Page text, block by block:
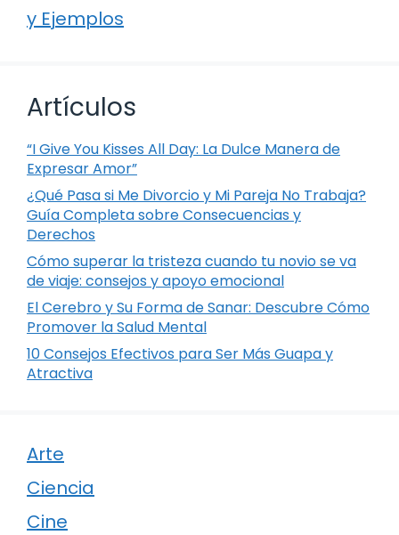
y Ejemplos
Artículos
“I Give You Kisses All Day: La Dulce Manera de
Expresar Amor”
¿Qué Pasa si Me Divorcio y Mi Pareja No Trabaja?
Guía Completa sobre Consecuencias y
Derechos
Cómo superar la tristeza cuando tu novio se va
de viaje: consejos y apoyo emocional
El Cerebro y Su Forma de Sanar: Descubre Cómo
Promover la Salud Mental
10 Consejos Efectivos para Ser Más Guapa y
Atractiva
Arte
Ciencia
Cine